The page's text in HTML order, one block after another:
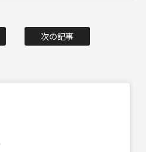
次の記事